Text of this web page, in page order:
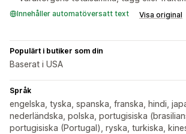
Innehåller automatöversatt text Visa original
Populärt i butiker som din
Baserat i USA
Språk
engelska, tyska, spanska, franska, hindi,
nederländska, polska, portugisiska
portugisiska (Portugal), ryska, turkiska,